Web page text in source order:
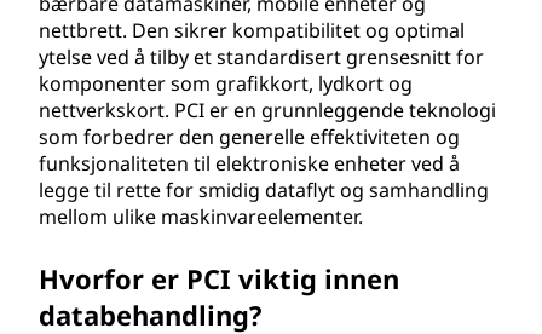
nettbrett. Den sikrer kompatibilitet og optimal
ytelse ved å tilby et standardisert grensesnitt for
komponenter som grafikkort, lydkort og
nettverkskort. PCI er en grunnleggende teknologi
som forbedrer den generelle effektiviteten og
funksjonaliteten til elektroniske enheter ved å
legge til rette for smidig dataflyt og samhandling
mellom ulike maskinvareelementer.
Hvorfor er PCI viktig innen
databehandling?